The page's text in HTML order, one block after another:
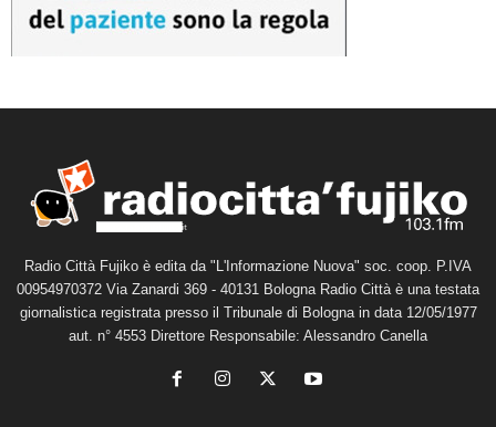
Radio Città Fujiko è edita da "L'Informazione Nuova" soc. coop. P.IVA
00954970372 Via Zanardi 369 - 40131 Bologna Radio Città è una testata
giornalistica registrata presso il Tribunale di Bologna in data 12/05/1977
aut. n° 4553 Direttore Responsabile: Alessandro Canella